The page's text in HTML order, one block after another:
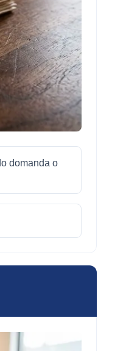
domanda o